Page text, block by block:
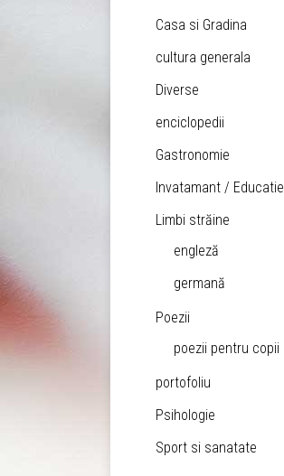
Casa si Gradina
cultura generala
Diverse
enciclopedii
Gastronomie
Invatamant / Educatie
Limbi străine
engleză
germană
Poezii
poezii pentru copii
portofoliu
Psihologie
Sport si sanatate